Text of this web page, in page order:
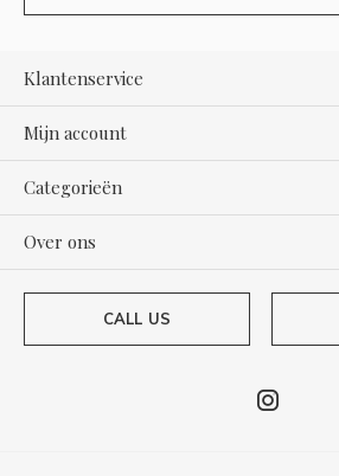
Klantenservice
Mijn account
Categorieën
Over ons
CALL US